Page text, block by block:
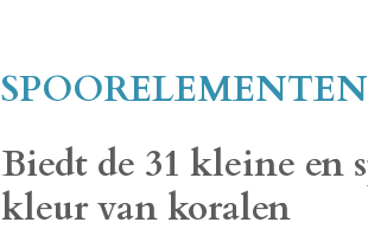
SPOORELEMENTEN
Biedt de 31 kleine en
kleur van koralen